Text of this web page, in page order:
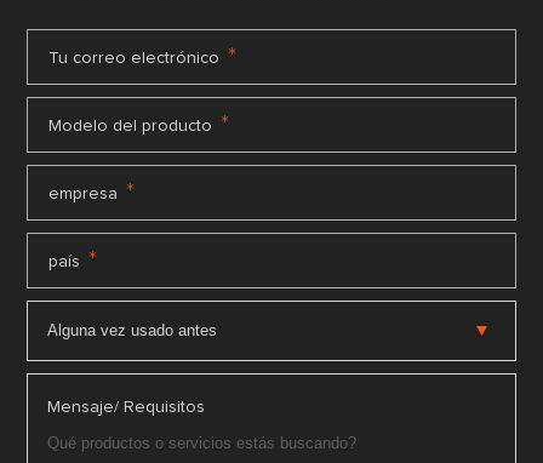
Tu correo electrónico *
Modelo del producto *
empresa *
país *
Mensaje/ Requisitos